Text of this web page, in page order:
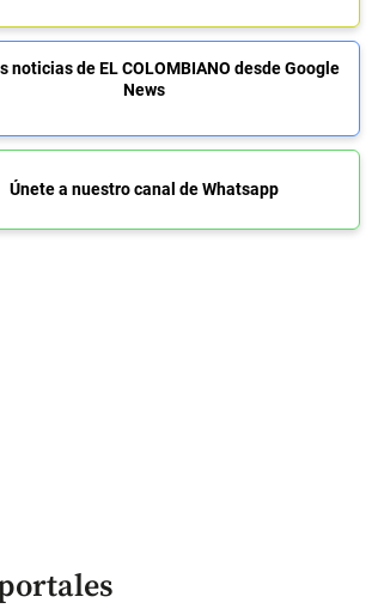
noticias de EL COLOMBIANO desde Google
News
Únete a nuestro canal de Whatsapp